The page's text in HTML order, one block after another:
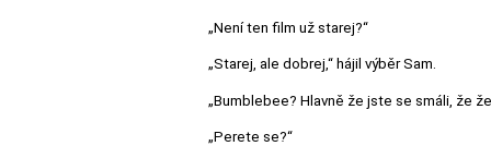
„Není ten film už starej?“
„Starej, ale dobrej,“ hájil výběr Sam.
„Bumblebee? Hlavně že jste se smáli, že
„Perete se?“